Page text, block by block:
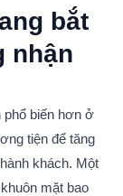
bắt
nhận
phổ biến hơn ở
tiện để tăng
khách. Một
mặt bao